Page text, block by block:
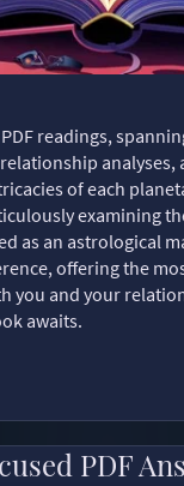
readings,
analyses,
of each
examining
as an astrological
offering the
you and your
awaits.
PDF